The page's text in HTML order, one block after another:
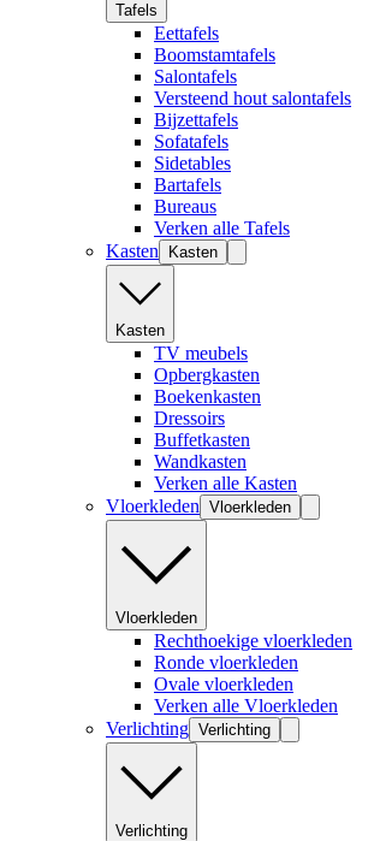
Tafels
Eettafels
Boomstamtafels
Salontafels
Versteend hout salontafels
Bijzettafels
Sofatafels
Sidetables
Bartafels
Bureaus
Verken alle Tafels
Kasten
Kasten
Kasten
TV meubels
Opbergkasten
Boekenkasten
Dressoirs
Buffetkasten
Wandkasten
Verken alle Kasten
Vloerkleden Vloerkleden
Vloerkleden
Rechthoekige vloerkleden
Ronde vloerkleden
Ovale vloerkleden
Verken alle Vloerkleden
Verlichting Verlichting
Verlichting